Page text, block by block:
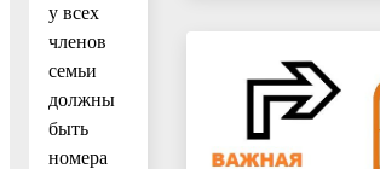
у всех
членов
семьи
должны
быть
номера